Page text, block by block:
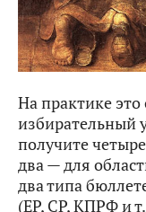
На практике это
избирательный
получите
два — для
два типа
(ЕР, СР, КПРФ и